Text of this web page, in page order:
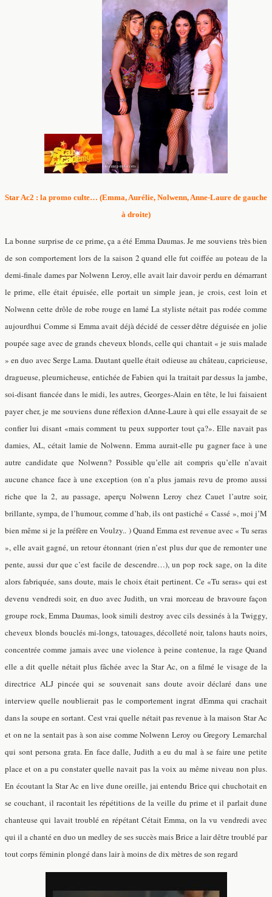
Star Ac2 : la promo culte… (Emma, Aurélie, Nolwenn, Anne-Laure de gauche
à droite)
La bonne surprise de ce prime, ça a été Emma Daumas. Je me souviens très bien
de son comportement lors de la saison 2 quand elle fut coiffée au poteau de la
demi-finale dames par Nolwenn Leroy, elle avait lair davoir perdu en démarrant
le prime, elle était épuisée, elle portait un simple jean, je crois, cest loin et
Nolwenn cette drôle de robe rouge en lamé La styliste nétait pas rodée comme
aujourdhui Comme si Emma avait déjà décidé de cesser dêtre déguisée en jolie
poupée sage avec de grands cheveux blonds, celle qui chantait « je suis malade
» en duo avec Serge Lama. Dautant quelle était odieuse au château, capricieuse,
dragueuse, pleurnicheuse, entichée de Fabien qui la traitait par dessus la jambe,
soi-disant fiancée dans le midi, les autres, Georges-Alain en tête, le lui faisaient
payer cher, je me souviens dune réflexion dAnne-Laure à qui elle essayait de se
confier lui disant «mais comment tu peux supporter tout ça?». Elle navait pas
damies, AL, cétait lamie de Nolwenn. Emma aurait-elle pu gagner face à une
autre candidate que Nolwenn? Possible qu’elle ait compris qu’elle n’avait
aucune chance face à une exception (on n’a plus jamais revu de promo aussi
riche que la 2, au passage, aperçu Nolwenn Leroy chez Cauet l’autre soir,
brillante, sympa, de l’humour, comme d’hab, ils ont pastiché « Cassé », moi j’M
bien même si je la préfère en Voulzy.. ) Quand Emma est revenue avec « Tu seras
», elle avait gagné, un retour étonnant (rien n’est plus dur que de remonter une
pente, aussi dur que c’est facile de descendre…), un pop rock sage, on la dite
alors fabriquée, sans doute, mais le choix était pertinent. Ce «Tu seras» qui est
devenu vendredi soir, en duo avec Judith, un vrai morceau de bravoure façon
groupe rock, Emma Daumas, look simili destroy avec cils dessinés à la Twiggy,
cheveux blonds bouclés mi-longs, tatouages, décolleté noir, talons hauts noirs,
concentrée comme jamais avec une violence à peine contenue, la rage Quand
elle a dit quelle nétait plus fâchée avec la Star Ac, on a filmé le visage de la
directrice ALJ pincée qui se souvenait sans doute avoir déclaré dans une
interview quelle noublierait pas le comportement ingrat dEmma qui crachait
dans la soupe en sortant. Cest vrai quelle nétait pas revenue à la maison Star Ac
et on ne la sentait pas à son aise comme Nolwenn Leroy ou Gregory Lemarchal
qui sont persona grata. En face dalle, Judith a eu du mal à se faire une petite
place et on a pu constater quelle navait pas la voix au même niveau non plus.
En écoutant la Star Ac en live dune oreille, jai entendu Brice qui chuchotait en
se couchant, il racontait les répétitions de la veille du prime et il parlait dune
chanteuse qui lavait troublé en répétant Cétait Emma, on la vu vendredi avec
qui il a chanté en duo un medley de ses succès mais Brice a lair dêtre troublé par
tout corps féminin plongé dans lair àmoins de dix mètres de son regard